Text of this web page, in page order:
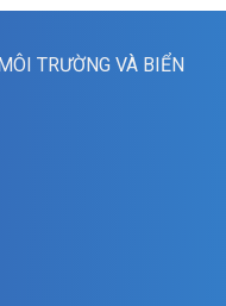
TRƯỜNG VÀ BIỂN